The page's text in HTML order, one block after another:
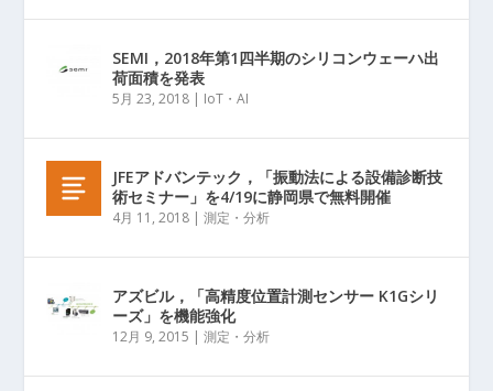
SEMI，2018年第1四半期のシリコンウェーハ出
荷面積を発表
5月 23, 2018 | IoT・AI
JFEアドバンテック，「振動法による設備診断技
術セミナー」を4/19に静岡県で無料開催
4月 11, 2018 |測定・分析
アズビル，「高精度位置計測センサー K1Gシリ
ーズ」を機能強化
12月 9, 2015 |測定・分析